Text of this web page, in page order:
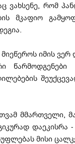
ვახსენე, რომ
მკაფიო
იმის ვერ
მმართველი,
დაეკისრა -
მისი